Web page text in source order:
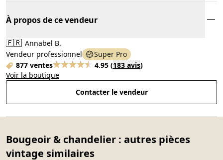
À propos de ce vendeur
🇫🇷 Annabel B.
Vendeur professionnel
Super Pro
877 ventes
4.95 (183 avis)
Voir la boutique
Contacter le vendeur
Bougeoir & chandelier : autres pièces
vintage similaires